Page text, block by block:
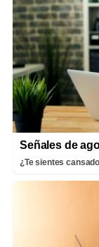
Señales de
¿Te sientes